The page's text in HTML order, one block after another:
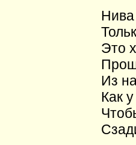
Нива
Это
Из
Как